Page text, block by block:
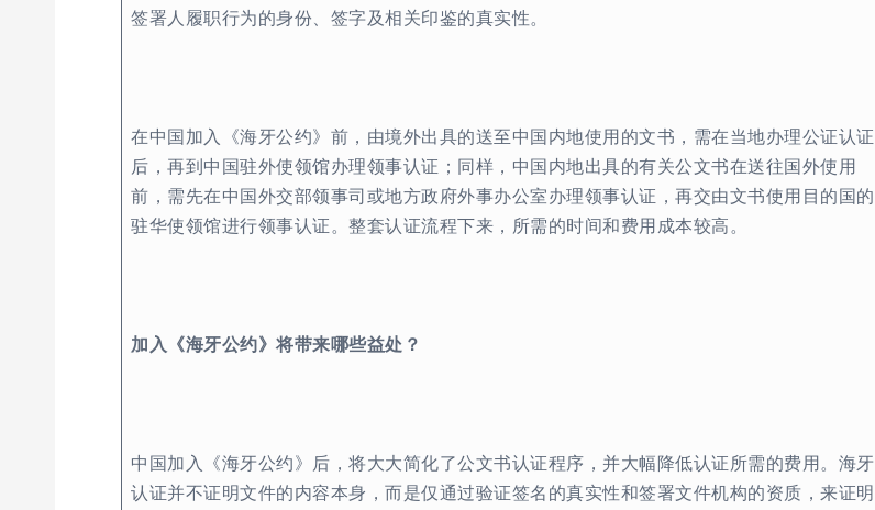
签署人履职行为的身份、签字及相关印鉴的真实性。
在中国加入《海牙公约》前，由境外出具的送至中国内地使用的文书，需在当地办理公证认证
后，再到中国驻外使领馆办理领事认证；同样，中国内地出具的有关公文书在送往国外使用
前，需先在中国外交部领事司或地方政府外事办公室办理领事认证，再交由文书使用目的国的
驻华使领馆进行领事认证。整套认证流程下来，所需的时间和费用成本较高。
加入《海牙公约》将带来哪些益处？
中国加入《海牙公约》后，将大大简化了公文书认证程序，并大幅降低认证所需的费用。海牙
认证并不证明文件的内容本身，而是仅通过验证签名的真实性和签署文件机构的资质，来证明